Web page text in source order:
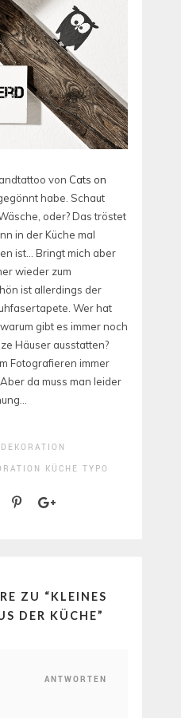
von Cats on
habe. Schaut
oder? Das tröstet
in der Küche mal
ist… Bringt mich aber
wieder zum
ist allerdings der
Wer hat
gibt es immer noch
Häuser ausstatten?
Fotografieren immer
da muss man leider
DEKORATION
KÜCHE TYPO
ZU “KLEINES
DER KÜCHE”
ANTWORTEN